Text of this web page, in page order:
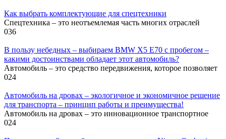
Как выбрать комплектующие для спецтехники
Спецтехника – это неотъемлемая часть многих отраслей
036
В пользу небедных – выбираем BMW X5 E70 с пробегом –
какими достоинствами обладает этот автомобиль?
Автомобиль – это средство передвижения, которое позволяет
024
Автомобиль на дровах – экологичное и экономичное решение
для транспорта – принцип работы и преимущества!
Автомобиль на дровах – это инновационное транспортное
024